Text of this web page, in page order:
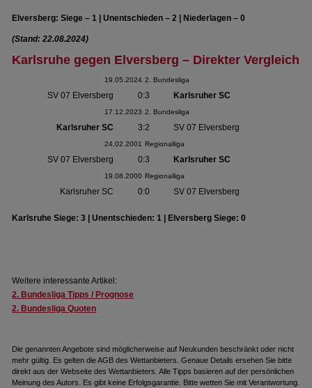
Elversberg: Siege – 1 | Unentschieden – 2 | Niederlagen – 0
(Stand: 22.08.2024)
Karlsruhe gegen Elversberg – Direkter Vergleich
19.05.2024 2. Bundesliga
SV 07 Elversberg 0:3 Karlsruher SC
17.12.2023 2. Bundesliga
Karlsruher SC 3:2 SV 07 Elversberg
24.02.2001 Regionalliga
SV 07 Elversberg 0:3 Karlsruher SC
19.08.2000 Regionalliga
Karlsruher SC 0:0 SV 07 Elversberg
Karlsruhe Siege: 3 | Unentschieden: 1 | Elversberg Siege: 0
Weitere interessante Artikel:
2. Bundesliga Tipps / Prognose
2. Bundesliga Quoten
Die genannten Angebote sind möglicherweise auf Neukunden beschränkt oder nicht
mehr gültig. Es gelten die AGB des Wettanbieters. Genaue Details ersehen Sie bitte
direkt aus der Webseite des Wettanbieters. Alle Tipps basieren auf der persönlichen
Meinung des Autors. Es gibt keine Erfolgsgarantie. Bitte wetten Sie mit Verantwortung.